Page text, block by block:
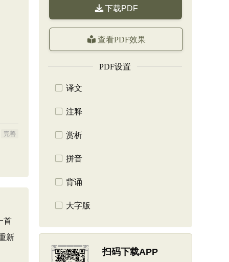
完善
首
新
下载PDF
查看PDF效果
PDF设置
译文
注释
赏析
拼音
背诵
大字版
扫码下载APP